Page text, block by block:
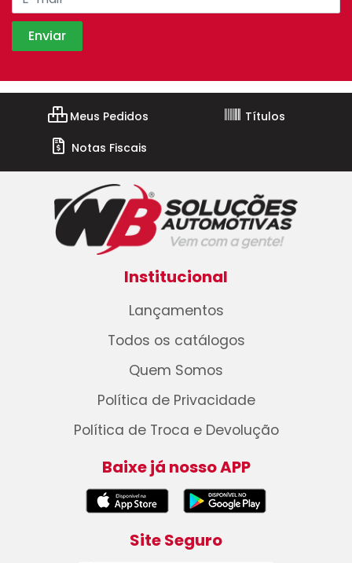
Meus Pedidos
Títulos
Notas Fiscais
Institucional
Lançamentos
Todos os catálogos
Quem Somos
Política de Privacidade
Política de Troca e Devolução
Baixe já nosso APP
Site Seguro